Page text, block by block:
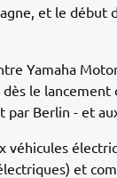
et le début
Yamaha
le
Berlin - et
véhicules
et